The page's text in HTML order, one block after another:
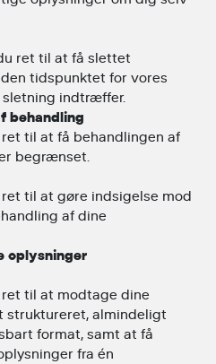
ret til at få slettet
tidspunktet for vores
indtræffer.
behandling
til at få behandlingen af
begrænset.
til at gøre indsigelse mod
af dine
oplysninger
til at modtage dine
struktureret, almindeligt
format, samt at få
fra én